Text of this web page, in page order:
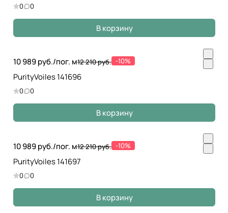
0 0
В корзину
10 989 руб./пог. м12 210 руб. -10%
PurityVoiles 141696
0 0
В корзину
10 989 руб./пог. м12 210 руб. -10%
PurityVoiles 141697
0 0
В корзину